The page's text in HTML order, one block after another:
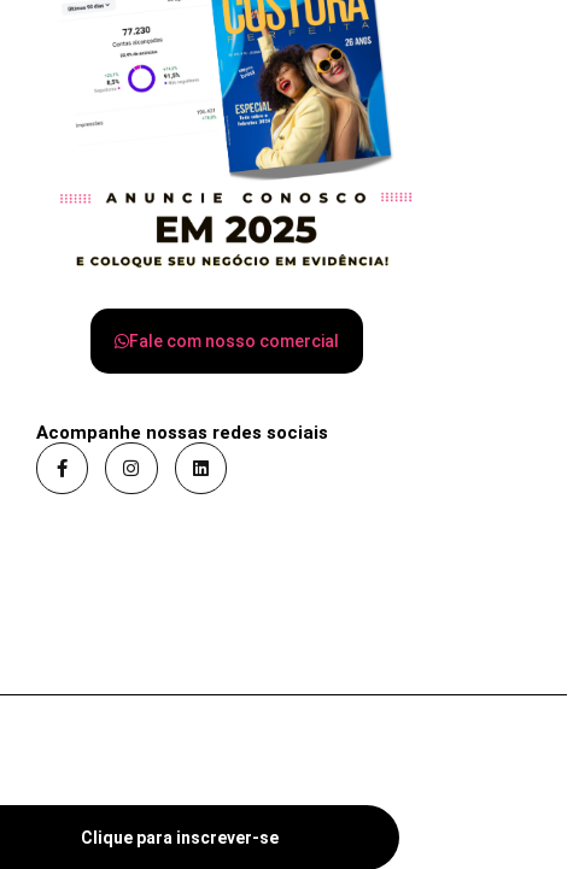
Fale com nosso comercial
Acompanhe nossas redes sociais
Clique para inscrever-se